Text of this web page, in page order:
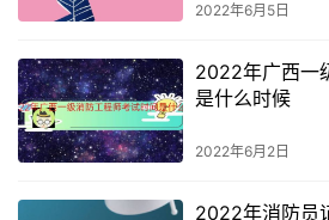
书，不允许代为承诺。
6、报名信息确认：报考人员“报名
员确认提交的报名信息完整准确。报
考人员将无法再次修改报名信息，报
2022年6月5日
2022年广西一
是什么时候
2022年6月2日
2022年消防员